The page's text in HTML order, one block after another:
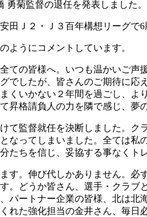
勇菊監督の退任を発表しました。
田Ｊ２・Ｊ３百年構想リーグで6
ようにコメントしています。
ての皆様へ。いつも温かいご声
でしたが、皆さんのご期待に
くいかない２年間を過ごし、
昇格請負人の力を隣で感じ、夢
て監督就任を決断しました。
なってしまいました。全ては
たちを信じ、妥協する事なくト
す。伸び代しかありません。必
。どうか皆さん、選手・クラ
パートナー企業の皆様、北は
れた強化担当の金井さん、毎